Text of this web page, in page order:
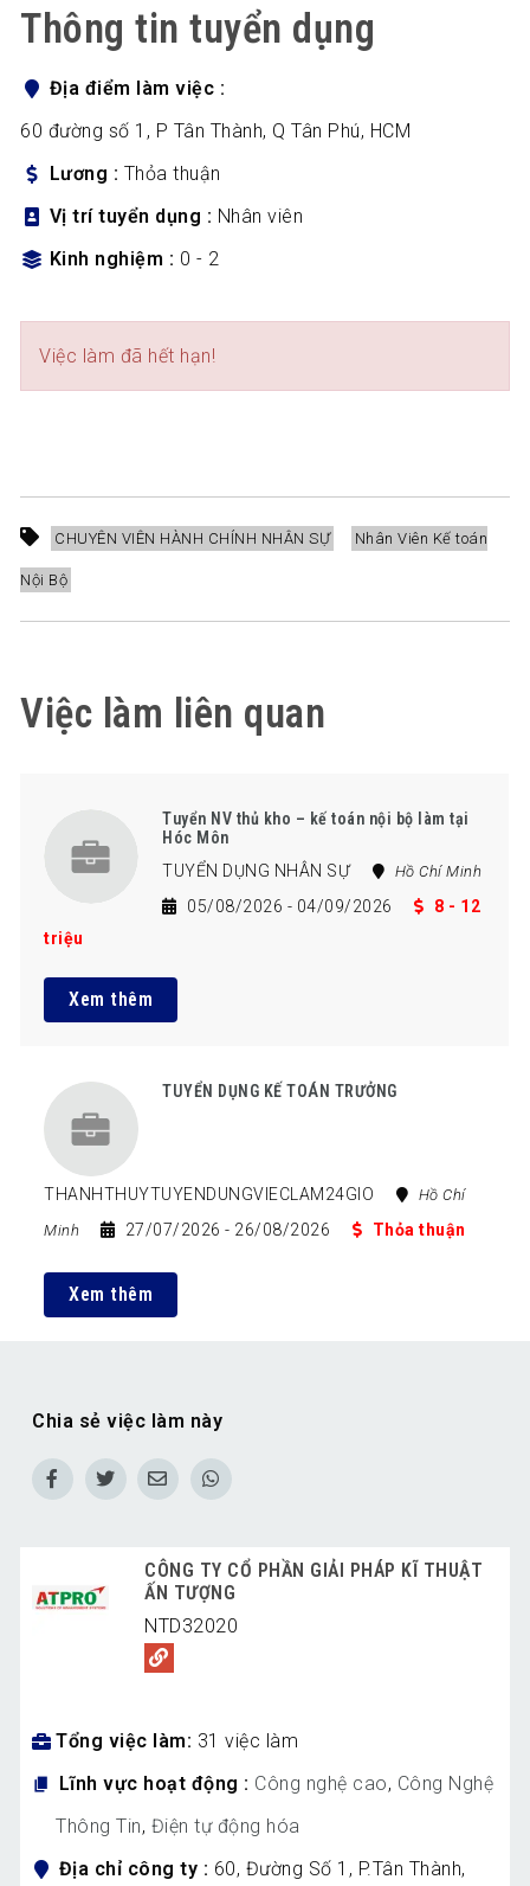
Thông tin tuyển dụng
Địa điểm làm việc
60 đường số 1, P Tân Thành, Q Tân Phú, HCM
Lương
Thỏa thuận
Vị trí tuyển dụng
Nhân viên
Kinh nghiệm
0 - 2
Việc làm đã hết hạn!
CHUYÊN VIÊN HÀNH CHÍNH NHÂN SỰ Nhân Viên Kế toán
Nội Bộ
Việc làm liên quan
Tuyển NV thủ kho – kế toán nội bộ làm tại
Hóc Môn
TUYỂN DỤNG NHÂN SỰ
Hồ Chí Minh
05/08/2026 - 04/09/2026
8 - 12
triệu
Xem thêm
TUYỂN DỤNG KẾ TOÁN TRƯỞNG
THANHTHUYTUYENDUNGVIECLAM24GIO
Hồ Chí
Minh
27/07/2026- 26/08/2026 Thỏa thuận
Xem thêm
Chia sẻ việc làm này
CÔNG TY CỔ PHẦN GIẢI PHÁP KĨ THUẬT
ẤN TƯỢNG
NTD32020
Tổng việc làm
31 việc làm
Lĩnh vực hoạt động
Công nghệ cao, Công Nghệ
Thông Tin, Điện tự động hóa
Địa chỉ công ty
60, Đường Số 1, P.Tân Thành,